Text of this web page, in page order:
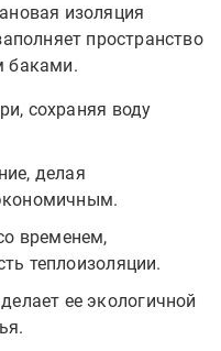
изоляция
пространство
баками.
сохраняя воду
делая
временем,
теплоизоляции.
ее экологичной